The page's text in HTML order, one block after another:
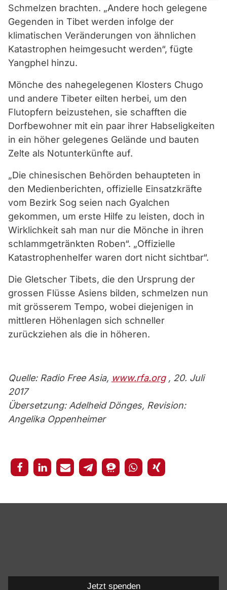
Schmelzen brachten. „Andere hoch gelegene
Gegenden in Tibet werden infolge der
klimatischen Veränderungen von ähnlichen
Katastrophen heimgesucht werden“, fügte
Yangphel hinzu.
Mönche des nahegelegenen Klosters Chugo
und andere Tibeter eilten herbei, um den
Flutopfern beizustehen, sie schafften die
Dorfbewohner mit ein paar ihrer Habseligkeiten
in ein höher gelegenes Gelände und bauten
Zelte als Notunterkünfte auf.
„Die chinesischen Behörden behaupteten in
den Medienberichten, offizielle Einsatzkräfte
vom Bezirk Sog seien nach Gyalchen
gekommen, um erste Hilfe zu leisten, doch in
Wirklichkeit sah man nur die Mönche in ihren
schlammgetränkten Roben“. „Offizielle
Katastrophenhelfer waren dort nicht sichtbar“.
Die Gletscher Tibets, die den Ursprung der
grossen Flüsse Asiens bilden, schmelzen nun
mit grösserem Tempo, wobei diejenigen in
mittleren Höhenlagen sich schneller
zurückziehen als die in höheren.
Quelle: Radio Free Asia, www.rfa.org, 20. Juli
2017
Übersetzung: Adelheid Dönges, Revision:
Angelika Oppenheimer
Jetzt spenden